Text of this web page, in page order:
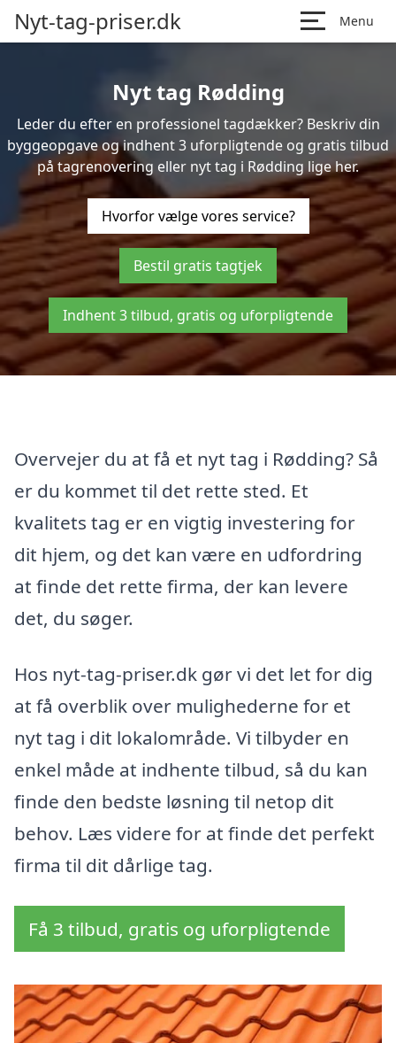
Nyt-tag-priser.dk Menu
Nyt tag Rødding
Leder du efter en professionel tagdækker? Beskriv din
byggeopgave og indhent 3 uforpligtende og gratis tilbud
på tagrenovering eller nyt tag i Rødding lige her.
Hvorfor vælge vores service?
Bestil gratis tagtjek
Indhent 3 tilbud, gratis og uforpligtende
Overvejer du at få et nyt tag i Rødding? Så
er du kommet til det rette sted. Et
kvalitets tag er en vigtig investering for
dit hjem, og det kan være en udfordring
at finde det rette firma, der kan levere
det, du søger.
Hos nyt-tag-priser.dk gør vi det let for dig
at få overblik over mulighederne for et
nyt tag i dit lokalområde. Vi tilbyder en
enkel måde at indhente tilbud, så du kan
finde den bedste løsning til netop dit
behov. Læs videre for at finde det perfekt
firma til dit dårlige tag.
Få 3 tilbud, gratis og uforpligtende